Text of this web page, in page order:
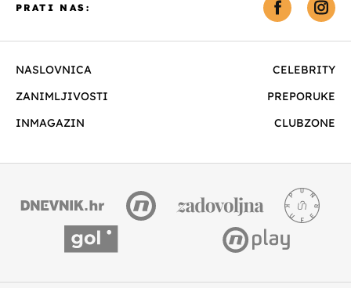
NASLOVNICA
CELEBRITY
ZANIMLJIVOSTI
PREPORUKE
INMAGAZIN
CLUBZONE
PRATI NAS: